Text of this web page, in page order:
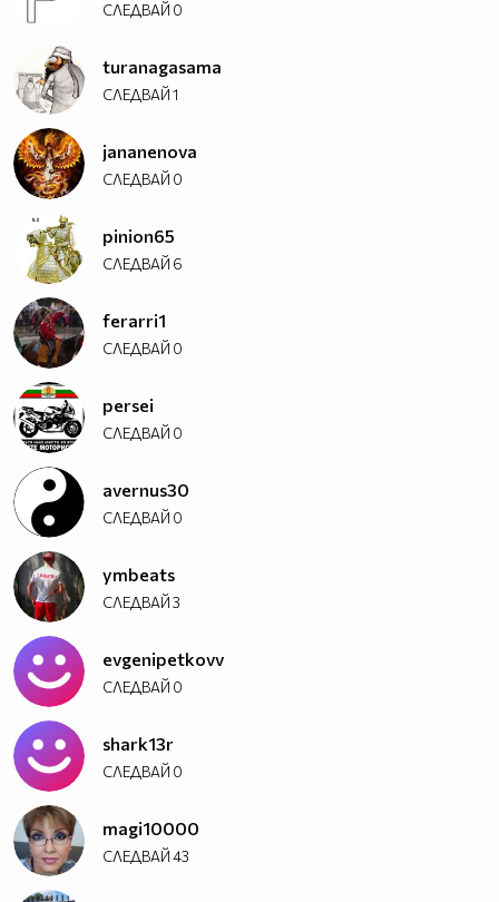
СЛЕДВАЙ 0
turanagasama
СЛЕДВАЙ1
jananenova
СЛЕДВАЙ 0
pinion65
СЛЕДВАЙ 6
ferarri1
СЛЕДВАЙ 0
persei
СЛЕДВАЙ 0
avernus30
СЛЕДВАЙ 0
ymbeats
СЛЕДВАЙ3
evgenipetkovv
СЛЕДВАЙ 0
shark13r
СЛЕДВАЙ 0
magi10000
СЛЕДВАЙ43